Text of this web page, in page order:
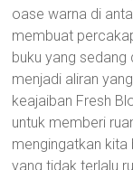
oase warna di
membuat
buku yang
menjadi aliran
keajaiban Fresh
untuk memberi
mengingatkan kita
yang tidak terlalu